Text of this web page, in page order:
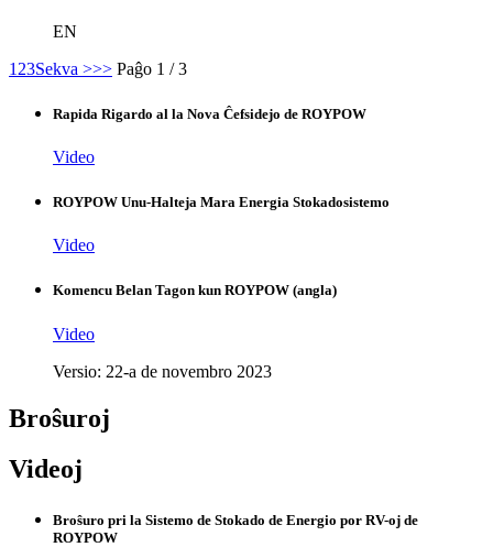
EN
1 23Sekva >>> Paĝo 1 / 3
Rapida Rigardo al la Nova Ĉefsidejo de ROYPOW
Video
ROYPOW Unu-Halteja Mara Energia Stokadosistemo
Video
Komencu Belan Tagon kun ROYPOW (angla)
Video
Versio: 22-a de novembro 2023
Broŝuroj
Videoj
Broŝuro pri la Sistemo de Stokado de Energio por RV-oj de
ROYPOW